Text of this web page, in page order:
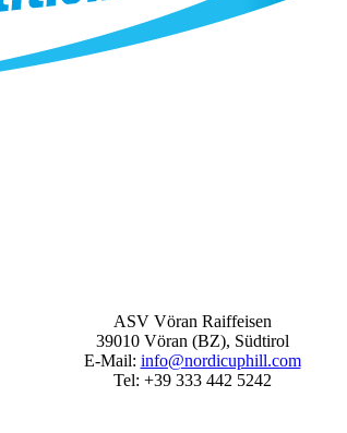
ASV Vöran Raiffeisen
39010 Vöran (BZ), Südtirol
E‑Mail: info@nordicuphill.com
Tel: +39 333 442 5242